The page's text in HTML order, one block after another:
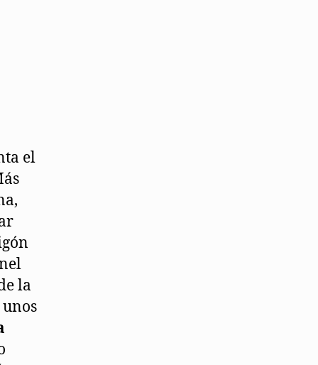
el
la